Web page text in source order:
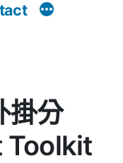
掛分
Toolkit